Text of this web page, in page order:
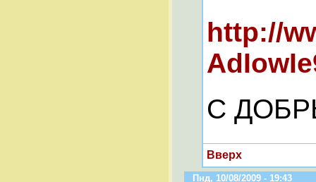
http://
С
Вверх
Пнд, 10/08/2009 - 19:43